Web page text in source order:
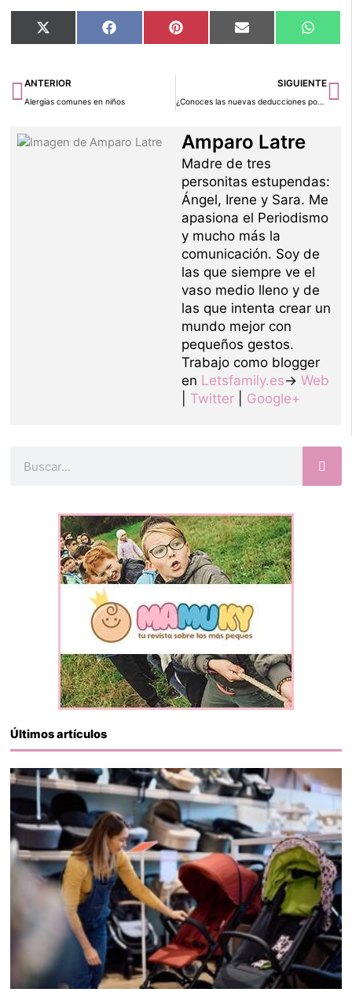
Compartir
en
X
(Twitter)
Compartir
en
Facebook Compartir
en
Pinterest Compartir
en
Email
en
Ant
ANTERIOR
Alergias comunes en niños
SIGUIENTE
¿Conoces las nuevas deducciones por familia numerosa?
Amparo Latre
Madre de tres
personitas estupendas:
Ángel, Irene y Sara. Me
apasiona el Periodismo
y mucho más la
comunicación. Soy de
las que siempre ve el
vaso medio lleno y de
las que intenta crear un
mundo mejor con
pequeños gestos.
Trabajo como blogger
en Letsfamily.es→ Web
Twitter| Google+
Últimos artículos